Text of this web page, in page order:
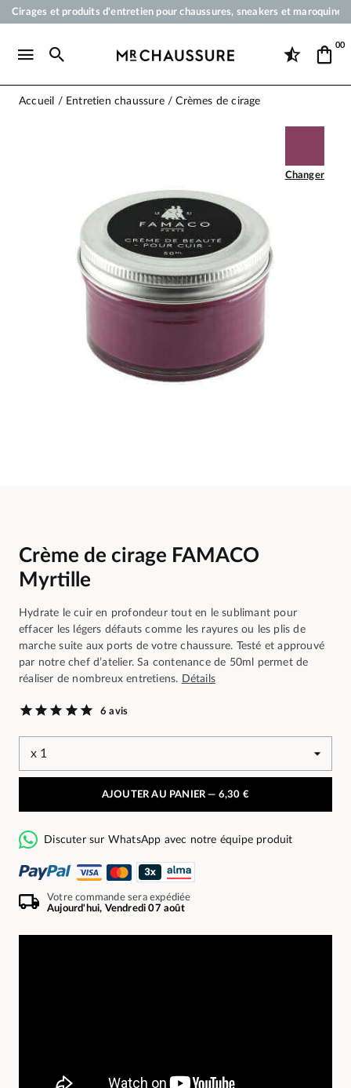
Cirages et produits d'entretien pour chaussures, sneakers et
Paiement en 3x 4x par carte bancaire dès 50 €
00
Accueil Entretien chaussure Crèmes de cirage
Changer
Crème de cirage FAMACO
Myrtille
Hydrate le cuir en profondeur tout en le sublimant pour
effacer les légers défauts comme les rayures ou les plis de
marche suite aux ports de votre chaussure. Testé et approuvé
par notre chef d’atelier. Sa contenance de 50ml permet de
réaliser de nombreux entretiens. Détails
6 avis
AJOUTER AU PANIER — 6,30 €
Discuter sur WhatsApp avec notre équipe produit
Votre commande sera expédiée
Aujourd'hui, Vendredi 07 août